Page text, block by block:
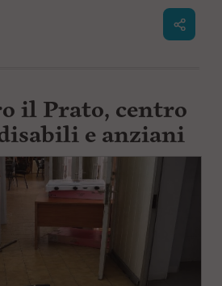
il Prato, centro
e anziani